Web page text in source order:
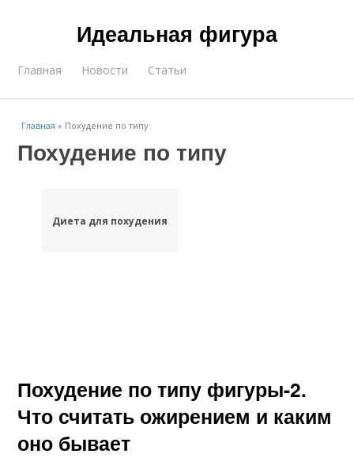
Идеальная фигура
Главная Новости Статьи
Главная » Похудение по типу
Похудение по типу
Диета для похудения
Похудение по типу фигуры-2.
Что считать ожирением и каким
оно бывает